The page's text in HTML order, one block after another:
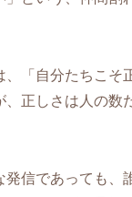
、「自分たちこそ
、正しさは人の数
発信であっても、